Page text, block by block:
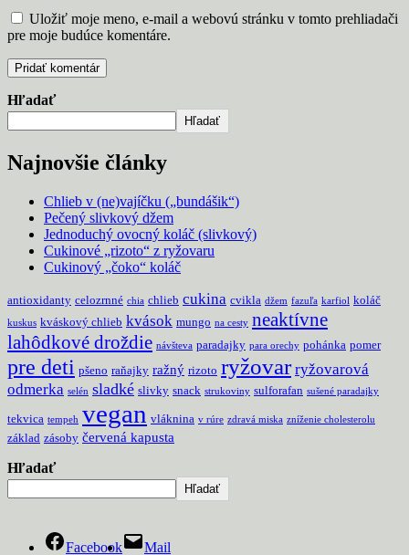
Uložiť moje meno, e-mail a webovú stránku v tomto prehliadači
pre moje budúce komentáre.
Hľadať
Hľadať
Najnovšie články
Chlieb v (ne)vajíčku („bundášik“)
Pečený slivkový džem
Jednoduchý ovocný koláč (slivkový)
Cukinové „rizoto“ z ryžovaru
Cukinový „čoko“ koláč
antioxidanty celozrnné chia chlieb cukina cvikla džem fazuľa karfiol koláč
kuskus kváskový chlieb kvások mungo na cesty neaktívne
lahôdkové droždie návšteva paradajky para orechy pohánka pomer
pre deti pšeno raňajky ražný rizoto ryžovar ryžovarová
odmerka selén sladké slivky snack strukoviny sulforafan sušené paradajky
tekvica tempeh vegan vláknina v rúre zdravá miska zníženie cholesterolu
základ zásoby červená kapusta
Hľadať
Hľadať
Facebook Mail